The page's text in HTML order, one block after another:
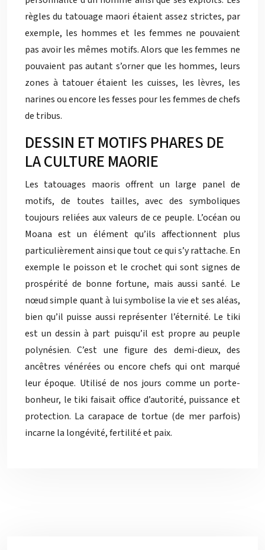
règles du tatouage maori étaient assez strictes, par
exemple, les hommes et les femmes ne pouvaient
pas avoir les mêmes motifs. Alors que les femmes ne
pouvaient pas autant s’orner que les hommes, leurs
zones à tatouer étaient les cuisses, les lèvres, les
narines ou encore les fesses pour les femmes de chefs
de tribus.
DESSIN ET MOTIFS PHARES DE
LA CULTURE MAORIE
Les tatouages maoris offrent un large panel de
motifs, de toutes tailles, avec des symboliques
toujours reliées aux valeurs de ce peuple. L’océan ou
Moana est un élément qu’ils affectionnent plus
particulièrement ainsi que tout ce qui s’y rattache. En
exemple le poisson et le crochet qui sont signes de
prospérité de bonne fortune, mais aussi santé. Le
nœud simple quant à lui symbolise la vie et ses aléas,
bien qu’il puisse aussi représenter l’éternité. Le tiki
est un dessin à part puisqu’il est propre au peuple
polynésien. C’est une figure des demi-dieux, des
ancêtres vénérées ou encore chefs qui ont marqué
leur époque. Utilisé de nos jours comme un porte-
bonheur, le tiki faisait office d’autorité, puissance et
protection. La carapace de tortue (de mer parfois)
incarne la longévité, fertilité et paix.